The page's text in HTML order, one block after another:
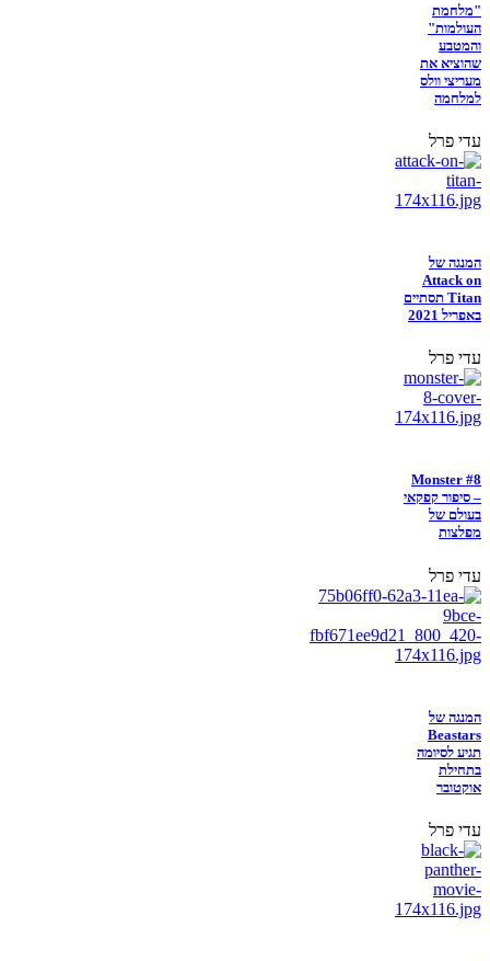
"מלחמת
העולמות"
והמטבע
שהוציא את
מעריצי וולס
למלחמה
עדי פרל
המנגה של
Attack on
Titan תסתיים
באפריל 2021
עדי פרל
Monster #8
– סיפור קפקאי
בעולם של
מפלצות
עדי פרל
המנגה של
Beastars
תגיע לסיומה
בתחילת
אוקטובר
עדי פרל